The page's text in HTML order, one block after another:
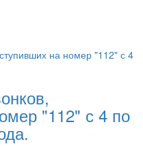
"112" с 4 по